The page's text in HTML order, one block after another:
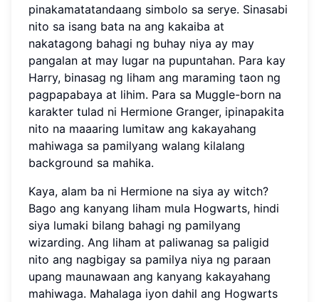
pinakamatatandaang simbolo sa serye. Sinasabi
nito sa isang bata na ang kakaiba at
nakatagong bahagi ng buhay niya ay may
pangalan at may lugar na pupuntahan. Para kay
Harry, binasag ng liham ang maraming taon ng
pagpapabaya at lihim. Para sa Muggle-born na
karakter tulad ni Hermione Granger, ipinapakita
nito na maaaring lumitaw ang kakayahang
mahiwaga sa pamilyang walang kilalang
background sa mahika.
Kaya, alam ba ni Hermione na siya ay witch?
Bago ang kanyang liham mula Hogwarts, hindi
siya lumaki bilang bahagi ng pamilyang
wizarding. Ang liham at paliwanag sa paligid
nito ang nagbigay sa pamilya niya ng paraan
upang maunawaan ang kanyang kakayahang
mahiwaga. Mahalaga iyon dahil ang Hogwarts